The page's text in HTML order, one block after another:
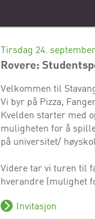
Tirsdag 24.
Rovere:
Velkommen til
Vi byr på Pizza,
Kvelden starter med
muligheten for å
på universitet/
Videre tar vi turen til
hverandre (mulighet
Invitasjon